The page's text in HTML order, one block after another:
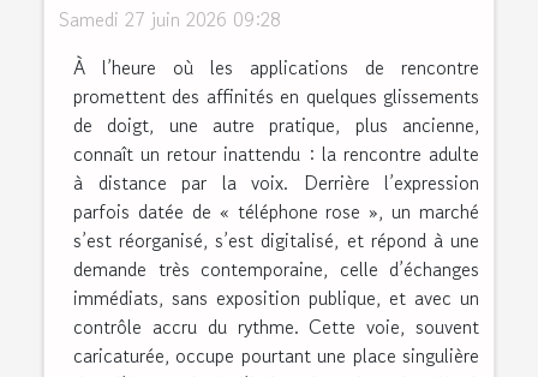
Samedi 27 juin 2026 09:28
À l’heure où les applications de rencontre
promettent des affinités en quelques glissements
de doigt, une autre pratique, plus ancienne,
connaît un retour inattendu : la rencontre adulte
à distance par la voix. Derrière l’expression
parfois datée de « téléphone rose », un marché
s’est réorganisé, s’est digitalisé, et répond à une
demande très contemporaine, celle d’échanges
immédiats, sans exposition publique, et avec un
contrôle accru du rythme. Cette voie, souvent
caricaturée, occupe pourtant une place singulière